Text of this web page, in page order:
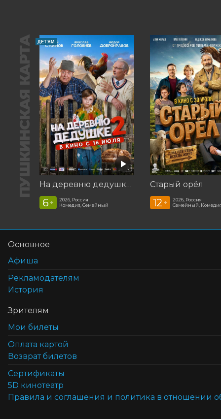
ПУШКИНСКАЯ КАРТА ДЕТЯМ
На деревню дедушке 2
6 +
2026, Россия
Комедия, Семейный
Старый орёл
12 +
2026, Россия
Семейный,
Основное
Афиша
Рекламодателям
История
Зрителям
Мои билеты
Оплата картой
Возврат билетов
Cертификаты
5D кинотеатр
Правила и соглашения и политика в отношении